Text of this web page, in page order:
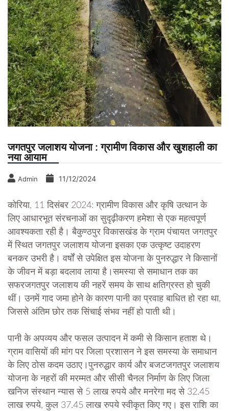
जगतपुर जलाशय योजना : ग्रामीण विकास और खुशहाली का
नया आयाम
Admin 11/12/2024
कोरिया, 11 दिसंबर 2024: ग्रामीण विकास और कृषि उत्थान के
लिए आधारभूत संरचनाओं का सुदृढ़ीकरण हमेशा से एक महत्वपूर्ण
आवश्यकता रही है। बैकुण्ठपुर विकासखंड के ग्राम पंचायत जगतपुर
में स्थित जगतपुर जलाशय योजना इसका एक उत्कृष्ट उदाहरण
बनकर उभरी है। वर्षों से उपेक्षित इस योजना के पुनरुद्धार ने किसानों
के जीवन में बड़ा बदलाव लाया है।समस्या से समाधान तक का
सफरजगतपुर जलाशय की नहरें समय के साथ क्षतिग्रस्त हो चुकी
थीं। उनमें गाद जमा होने के कारण पानी का प्रवाह बाधित हो रहा था,
जिससे अंतिम छोर तक सिंचाई संभव नहीं हो पाती थी।
पानी के अपव्यय और फसल उत्पादन में कमी से किसान हताश थे।
ग्राम वासियों की मांग पर जिला प्रशासन ने इस समस्या के समाधान
के लिए ठोस कदम उठाए।पुनरुद्धार कार्य और बजटजगतपुर जलाशय
योजना के नहरों की मरम्मत और सीसी चैनल निर्माण के लिए जिला
खनिज संस्थान न्यास से 5 लाख रुपये और मनरेगा मद से 32.45
लाख रुपये, कुल 37.45 लाख रुपये स्वीकृत किए गए। इस राशि का